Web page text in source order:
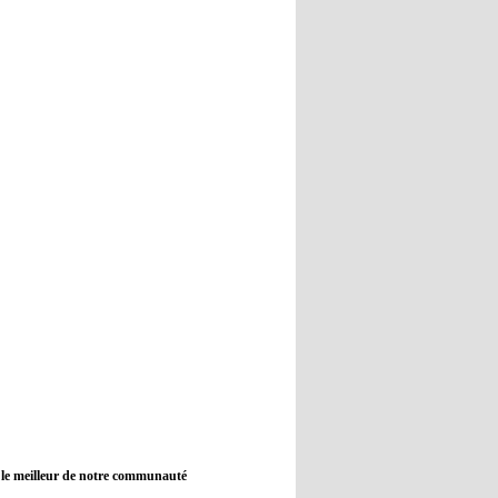
08:21 - 2022/11/08
meilleur de notre communauté